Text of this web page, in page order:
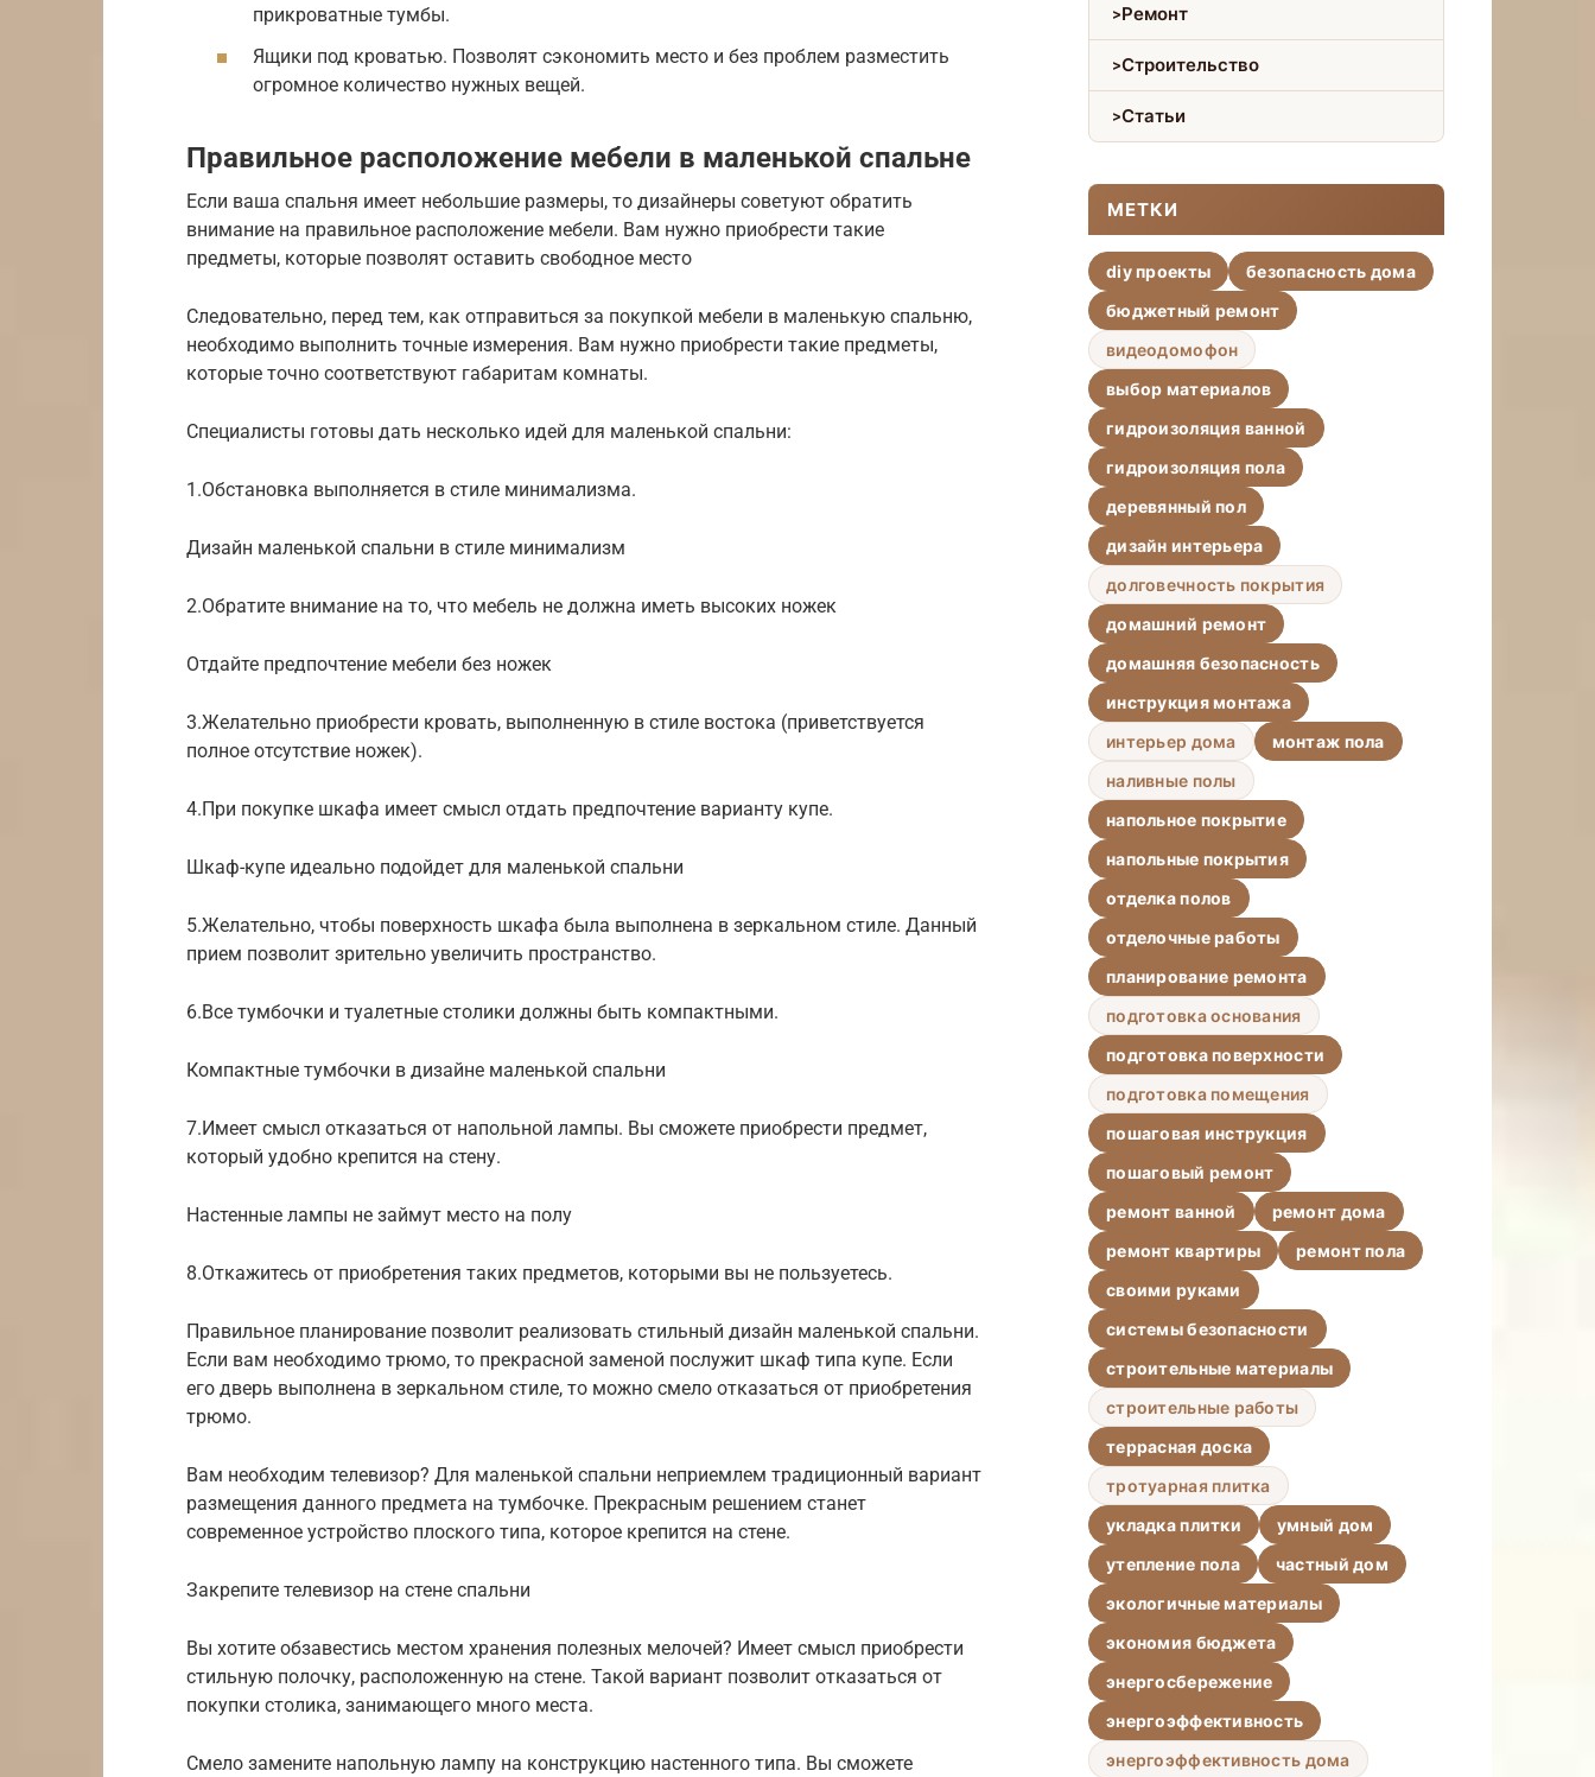
прикроватные тумбы.
Ящики под кроватью. Позволят сэкономить место и без проблем разместить
огромное количество нужных вещей.
Правильное расположение мебели в маленькой спальне
Если ваша спальня имеет небольшие размеры, то дизайнеры советуют обратить
внимание на правильное расположение мебели. Вам нужно приобрести такие
предметы, которые позволят оставить свободное место
Следовательно, перед тем, как отправиться за покупкой мебели в маленькую спальню,
необходимо выполнить точные измерения. Вам нужно приобрести такие предметы,
которые точно соответствуют габаритам комнаты.
Специалисты готовы дать несколько идей для маленькой спальни:
1.Обстановка выполняется в стиле минимализма.
Дизайн маленькой спальни в стиле минимализм
2.Обратите внимание на то, что мебель не должна иметь высоких ножек
Отдайте предпочтение мебели без ножек
3.Желательно приобрести кровать, выполненную в стиле востока (приветствуется
полное отсутствие ножек).
4.При покупке шкафа имеет смысл отдать предпочтение варианту купе.
Шкаф-купе идеально подойдет для маленькой спальни
5.Желательно, чтобы поверхность шкафа была выполнена в зеркальном стиле. Данный
прием позволит зрительно увеличить пространство.
6.Все тумбочки и туалетные столики должны быть компактными.
Компактные тумбочки в дизайне маленькой спальни
7.Имеет смысл отказаться от напольной лампы. Вы сможете приобрести предмет,
который удобно крепится на стену.
Настенные лампы не займут место на полу
8.Откажитесь от приобретения таких предметов, которыми вы не пользуетесь.
Правильное планирование позволит реализовать стильный дизайн маленькой спальни.
Если вам необходимо трюмо, то прекрасной заменой послужит шкаф типа купе. Если
его дверь выполнена в зеркальном стиле, то можно смело отказаться от приобретения
трюмо.
Вам необходим телевизор? Для маленькой спальни неприемлем традиционный вариант
размещения данного предмета на тумбочке. Прекрасным решением станет
современное устройство плоского типа, которое крепится на стене.
Закрепите телевизор на стене спальни
Вы хотите обзавестись местом хранения полезных мелочей? Имеет смысл приобрести
стильную полочку, расположенную на стене. Такой вариант позволит отказаться от
покупки столика, занимающего много места.
Смело замените напольную лампу на конструкцию настенного типа. Вы сможете
Ремонт
Строительство
Статьи
МЕТКИ
diy проекты
безопасность дома
бюджетный ремонт
видеодомофон
выбор материалов
гидроизоляция ванной
гидроизоляция пола
деревянный пол
дизайн интерьера
долговечность покрытия
домашний ремонт
домашняя безопасность
инструкция монтажа
интерьер дома
монтаж пола
наливные полы
напольное покрытие
напольные покрытия
отделка полов
отделочные работы
планирование ремонта
подготовка основания
подготовка поверхности
подготовка помещения
пошаговая инструкция
пошаговый ремонт
ремонт ванной
ремонт дома
ремонт квартиры
ремонт пола
своими руками
системы безопасности
строительные материалы
строительные работы
террасная доска
тротуарная плитка
укладка плитки
умный дом
утепление пола
частный дом
экологичные материалы
экономия бюджета
энергосбережение
энергоэффективность
энергоэффективность дома